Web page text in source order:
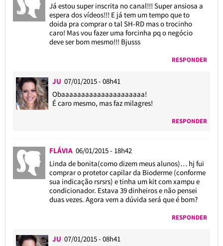
Já estou super inscrita no canal!!! Super ansiosa a
espera dos vídeos!!! E já tem um tempo que to
doida pra comprar o tal SH-RD mas o trocinho
caro! Mas vou fazer uma forcinha pq o negócio
deve ser bom mesmo!!! Bjusss
RESPONDER
JU 07/01/2015 - 08h41
Obaaaaaaaaaaaaaaaaaaaaa!
É caro mesmo, mas faz milagres!
RESPONDER
FLÁVIA 06/01/2015 - 18h42
Linda de bonita(como dizem meus alunos)… hj fui
comprar o protetor capilar da Bioderme (conforme
sua indicação rsrsrs) e tinha um kit com xampu e
condicionador. Estava 39 dinheiros e não pensei
duas vezes. Agora vem a dúvida será que é bom?
RESPONDER
JU 07/01/2015 - 08h41